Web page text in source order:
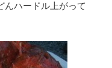
んハードル上がって